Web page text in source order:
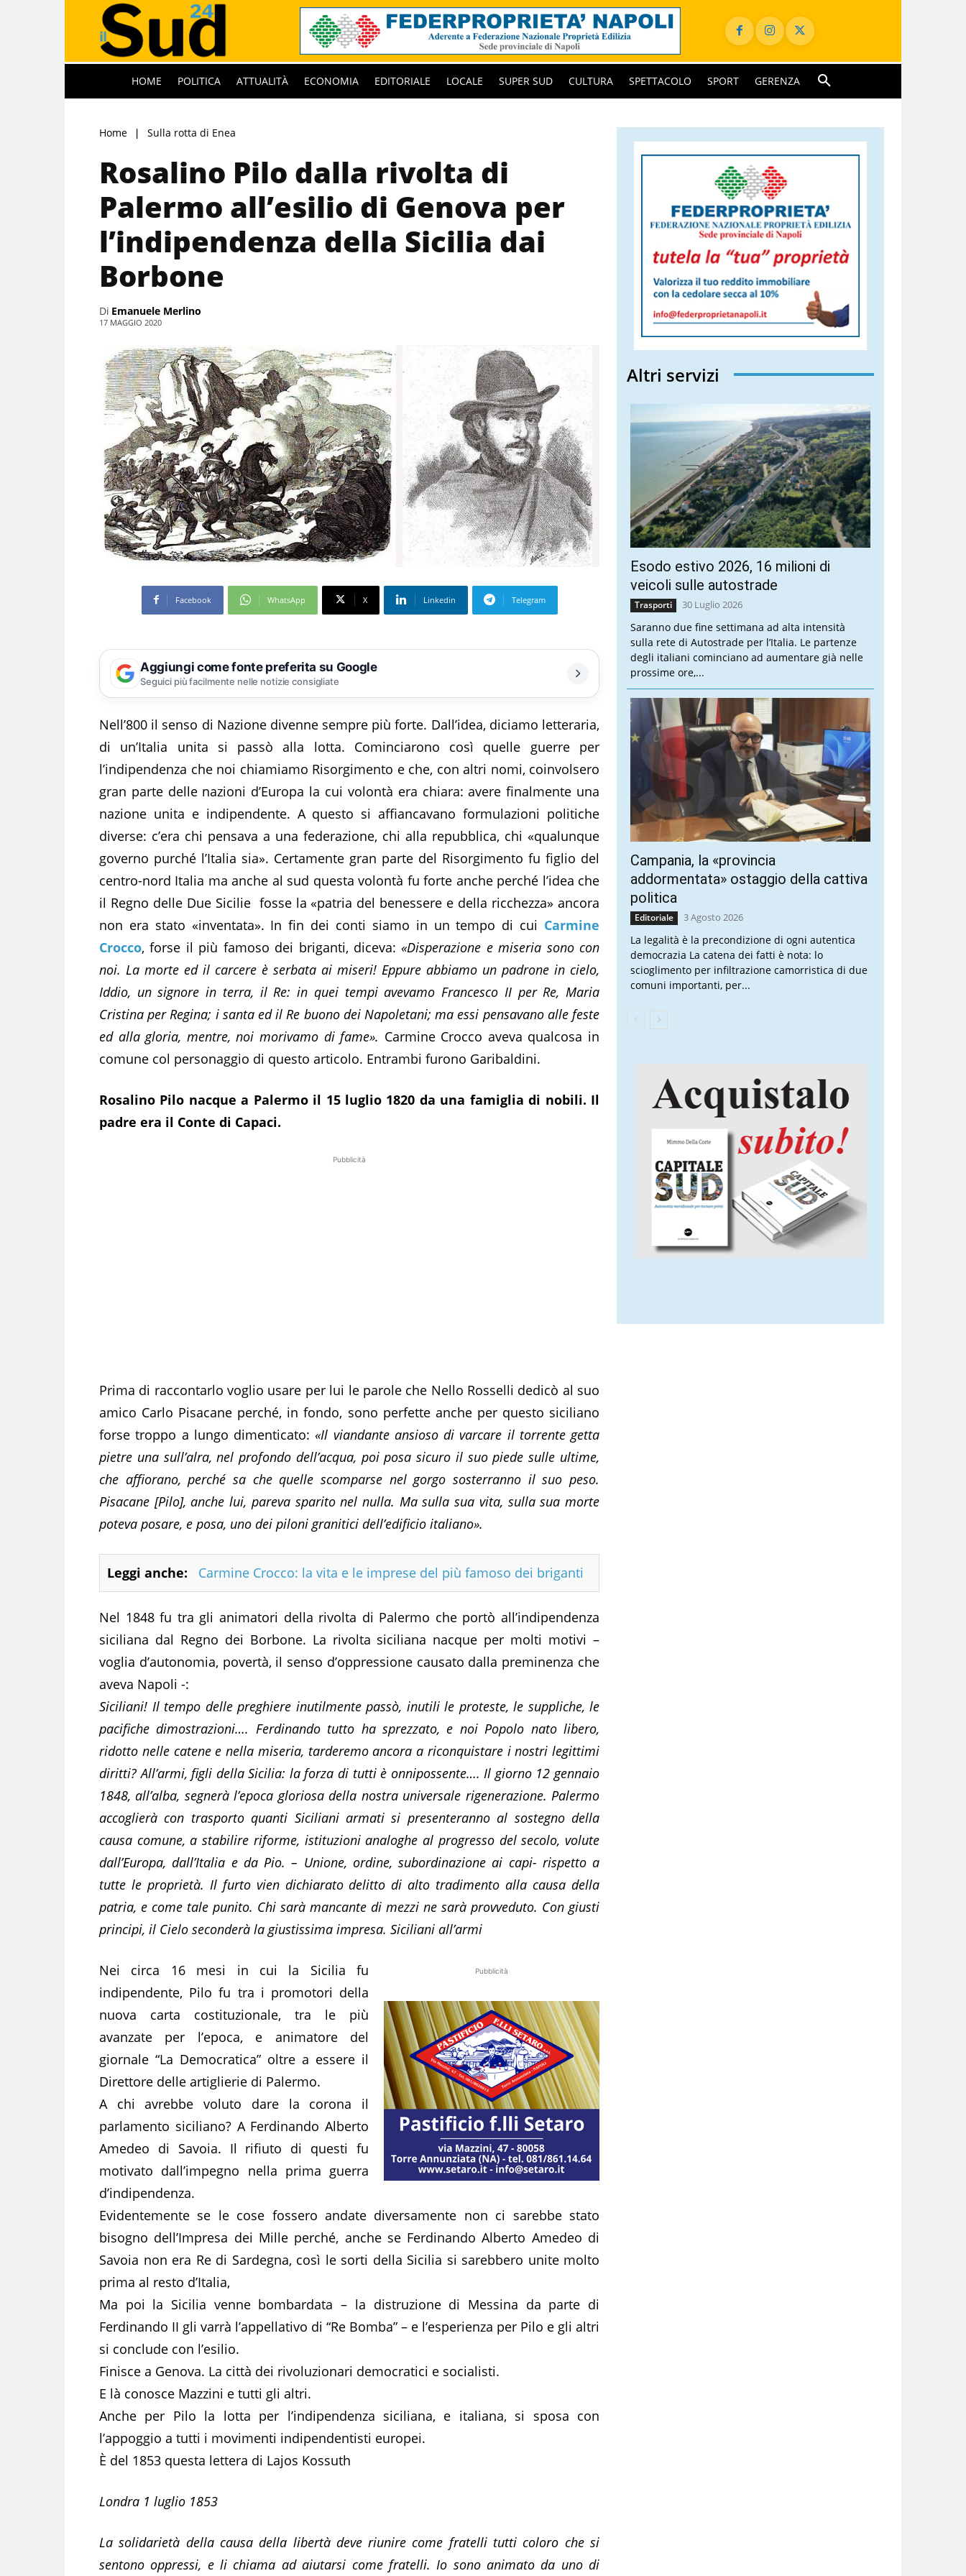
HOME POLITICA ATTUALITÀ ECONOMIA EDITORIALE LOCALE SUPER SUD CULTURA SPETTACOLO SPORT GERENZA
Home Sulla rotta di Enea
Rosalino Pilo dalla rivolta di
Palermo all’esilio di Genova per
l’indipendenza della Sicilia dai
Borbone
Di Emanuele Merlino
17 MAGGIO 2020
Facebook WhatsApp X Linkedin Telegram
Aggiungi come fonte preferita su Google
Seguici più facilmente nelle notizie consigliate
Nell’800 il senso di Nazione divenne sempre più forte. Dall’idea, diciamo letteraria,
di un’Italia unita si passò alla lotta. Cominciarono così quelle guerre per
l’indipendenza che noi chiamiamo Risorgimento e che, con altri nomi, coinvolsero
gran parte delle nazioni d’Europa la cui volontà era chiara: avere finalmente una
nazione unita e indipendente. A questo si affiancavano formulazioni politiche
diverse: c’era chi pensava a una federazione, chi alla repubblica, chi «qualunque
governo purché l’Italia sia». Certamente gran parte del Risorgimento fu figlio del
centro-nord Italia ma anche al sud questa volontà fu forte anche perché l’idea che
il Regno delle Due Sicilie fosse la «patria del benessere e della ricchezza» ancora
non era stato «inventata». In fin dei conti siamo in un tempo di cui Carmine
Crocco, forse il più famoso dei briganti, diceva:«Disperazione e miseria sono con
noi. La morte ed il carcere è serbata ai miseri! Eppure abbiamo un padrone in cielo,
Iddio, un signore in terra, il Re: in quei tempi avevamo Francesco II per Re, Maria
Cristina per Regina; i santa ed il Re buono dei Napoletani; ma essi pensavano alle feste
ed alla gloria, mentre, noi morivamo di fame». Carmine Crocco aveva qualcosa in
comune col personaggio di questo articolo. Entrambi furono Garibaldini.
Rosalino Pilo nacque a Palermo il 15 luglio 1820 da una famiglia di nobili. Il
padre era il Conte di Capaci.
Pubblicità
Prima di raccontarlo voglio usare per lui le parole che Nello Rosselli dedicò al suo
amico Carlo Pisacane perché, in fondo, sono perfette anche per questo siciliano
forse troppo a lungo dimenticato:«Il viandante ansioso di varcare il torrente getta
pietre una sull’alra, nel profondo dell’acqua, poi posa sicuro il suo piede sulle ultime,
che affiorano, perché sa che quelle scomparse nel gorgo sosterranno il suo peso.
Pisacane [Pilo], anche lui, pareva sparito nel nulla. Ma sulla sua vita, sulla sua morte
poteva posare, e posa, uno dei piloni granitici dell’edificio italiano».
Leggi anche: Carmine Crocco: la vita e le imprese del più famoso dei briganti
Nel 1848 fu tra gli animatori della rivolta di Palermo che portò all’indipendenza
siciliana dal Regno dei Borbone. La rivolta siciliana nacque per molti motivi –
voglia d’autonomia, povertà, il senso d’oppressione causato dalla preminenza che
aveva Napoli -:
Siciliani! Il tempo delle preghiere inutilmente passò, inutili le proteste, le suppliche, le
pacifiche dimostrazioni…. Ferdinando tutto ha sprezzato, e noi Popolo nato libero,
ridotto nelle catene e nella miseria, tarderemo ancora a riconquistare i nostri legittimi
diritti? All’armi, figli della Sicilia: la forza di tutti è onnipossente…. Il giorno 12 gennaio
1848, all’alba, segnerà l’epoca gloriosa della nostra universale rigenerazione. Palermo
accoglierà con trasporto quanti Siciliani armati si presenteranno al sostegno della
causa comune, a stabilire riforme, istituzioni analoghe al progresso del secolo, volute
dall’Europa, dall’Italia e da Pio. – Unione, ordine, subordinazione ai capi- rispetto a
tutte le proprietà. Il furto vien dichiarato delitto di alto tradimento alla causa della
patria, e come tale punito. Chi sarà mancante di mezzi ne sarà provveduto. Con giusti
principi, il Cielo seconderà la giustissima impresa. Siciliani all’armi
Pubblicità
Nei circa 16 mesi in cui la Sicilia fu
indipendente, Pilo fu tra i promotori della
nuova carta costituzionale, tra le più
avanzate per l’epoca, e animatore del
giornale “La Democratica” oltre a essere il
Direttore delle artiglierie di Palermo.
A chi avrebbe voluto dare la corona il
parlamento siciliano? A Ferdinando Alberto
Amedeo di Savoia. Il rifiuto di questi fu
motivato dall’impegno nella prima guerra
d’indipendenza.
Evidentemente se le cose fossero andate diversamente non ci sarebbe stato
bisogno dell’Impresa dei Mille perché, anche se Ferdinando Alberto Amedeo di
Savoia non era Re di Sardegna, così le sorti della Sicilia si sarebbero unite molto
prima al resto d’Italia,
Ma poi la Sicilia venne bombardata – la distruzione di Messina da parte di
Ferdinando II gli varrà l’appellativo di “Re Bomba” – e l’esperienza per Pilo e gli altri
si conclude con l’esilio.
Finisce a Genova. La città dei rivoluzionari democratici e socialisti.
E là conosce Mazzini e tutti gli altri.
Anche per Pilo la lotta per l’indipendenza siciliana, e italiana, si sposa con
l’appoggio a tutti i movimenti indipendentisti europei.
È del 1853 questa lettera di Lajos Kossuth
Londra 1 luglio 1853
La solidarietà della causa della libertà deve riunire come fratelli tutti coloro che si
sentono oppressi, e li chiama ad aiutarsi come fratelli. Io sono animato da uno di
Altri servizi
Esodo estivo 2026, 16 milioni di
veicoli sulle autostrade
Trasporti 30 Luglio 2026
Saranno due fine settimana ad alta intensità
sulla rete di Autostrade per l’Italia. Le partenze
degli italiani cominciano ad aumentare già nelle
prossime ore,...
Campania, la «provincia
addormentata» ostaggio della cattiva
politica
Editoriale 3 Agosto 2026
La legalità è la precondizione di ogni autentica
democrazia La catena dei fatti è nota: lo
scioglimento per infiltrazione camorristica di due
comuni importanti, per...